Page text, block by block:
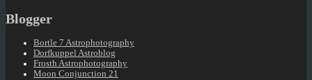
Blogger
Bortle 7 Astrophotography
Dorfkuppel Astroblog
Frosth Astrophotography
Moon Conjunction 21